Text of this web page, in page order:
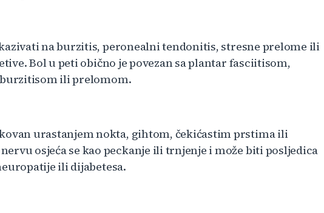
na burzitis, peronealni tendonitis, stresne prelome ili
Bol u peti obično je povezan sa plantar fasciitisom,
ili prelomom.
urastanjem nokta, gihtom, čekićastim prstima ili
osjeća se kao peckanje ili trnjenje i može biti posljedica
ili dijabetesa.